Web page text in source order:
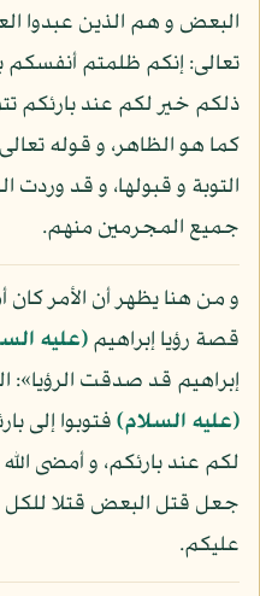
البعض و هم الذين عبدوا
تعالى: إنكم ظلمتم أنفسكم
ذلكم خير لكم عند بارئكم
كما هو الظاهر، و قوله
التوبة و قبولها، و قد وردت
جميع المجرمين منهم.
و من هنا يظهر أن الأمر كان
قصة رؤيا إبراهيم(عليه
إبراهيم قد صدقت الرؤيا»: الصافات -
(عليه السلام)فتوبوا إلى
لكم عند بارئكم، و أمضى
جعل قتل البعض قتلا للكل
عليكم.